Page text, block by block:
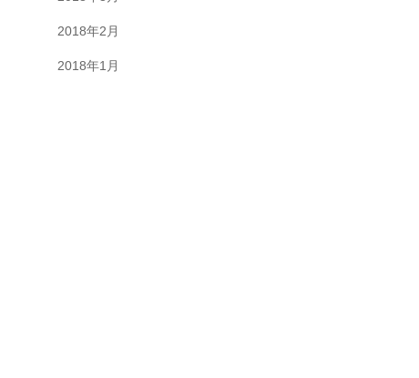
2018年2月
2018年1月